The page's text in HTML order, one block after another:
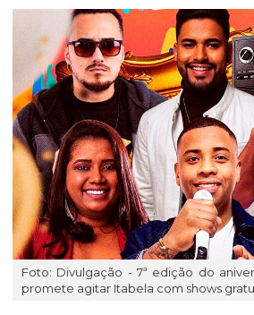
Foto: Divulgação - 7ª edição do
promete agitar Itabela com shows